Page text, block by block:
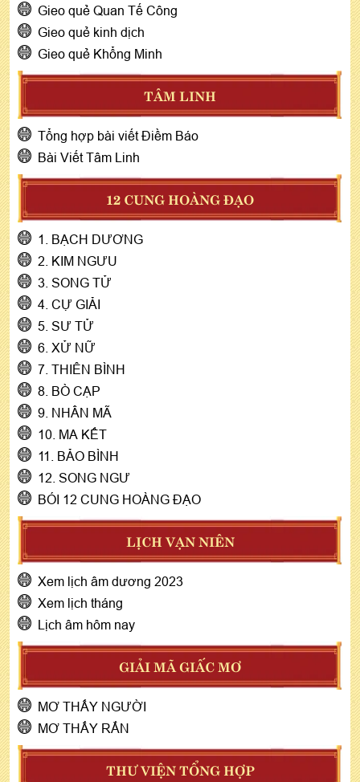
Gieo quẻ Quan Tế Công
Gieo quẻ kinh dịch
Gieo quẻ Khổng Minh
TÂM LINH
Tổng hợp bài viết Điềm Báo
Bài Viết Tâm Linh
12 CUNG HOÀNG ĐẠO
1. BẠCH DƯƠNG
2. KIM NGƯU
3. SONG TỬ
4. CỰ GIẢI
5. SƯ TỬ
6. XỬ NỮ
7. THIÊN BÌNH
8. BÒ CẠP
9. NHÂN MÃ
10. MA KẾT
11. BẢO BÌNH
12. SONG NGƯ
BÓI 12 CUNG HOÀNG ĐẠO
LỊCH VẠN NIÊN
Xem lịch âm dương 2023
Xem lịch tháng
Lịch âm hôm nay
GIẢI MÃ GIẤC MƠ
MƠ THẤY NGƯỜI
MƠ THẤY RẮN
THƯ VIỆN TỔNG HỢP